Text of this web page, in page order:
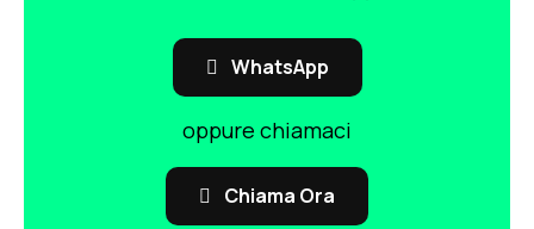
WhatsApp
oppure chiamaci
Chiama Ora